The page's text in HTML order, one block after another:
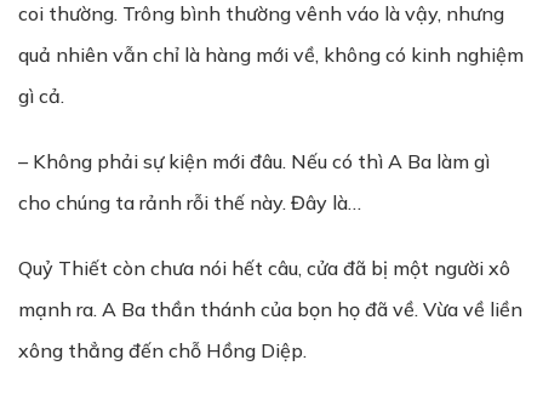
coi thường. Trông bình thường vênh váo là vậy, nhưng
quả nhiên vẫn chỉ là hàng mới về, không có kinh nghiệm
gì cả.
– Không phải sự kiện mới đâu. Nếu có thì A Ba làm gì
cho chúng ta rảnh rỗi thế này. Đây là…
Quỷ Thiết còn chưa nói hết câu, cửa đã bị một người xô
mạnh ra. A Ba thần thánh của bọn họ đã về. Vừa về liền
xông thẳng đến chỗ Hồng Diệp.